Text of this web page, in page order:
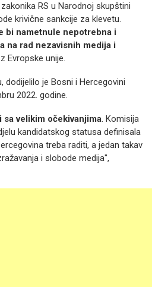
RS u Narodnoj skupštini
krivične sankcije za klevetu.
bi nametnule nepotrebna i
na rad nezavisnih medija i
Evropske unije.
dodijelilo je Bosni i Hercegovini
2022. godine.
velikim očekivanjima. Komisija
kandidatskog statusa definisala
treba raditi, a jedan takav
i slobode medija",